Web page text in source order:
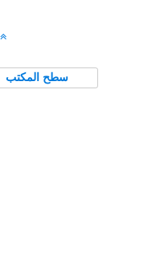
سطح المكتب